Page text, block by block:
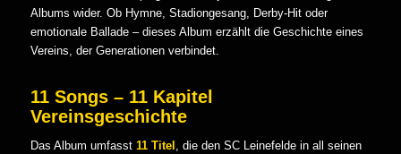
Albums wider. Ob Hymne, Stadiongesang, Derby-Hit oder
emotionale Ballade – dieses Album erzählt die Geschichte eines
Vereins, der Generationen verbindet.
11 Songs – 11 Kapitel
Vereinsgeschichte
Das Album umfasst 11 Titel , die den SC Leinefelde in all seinen